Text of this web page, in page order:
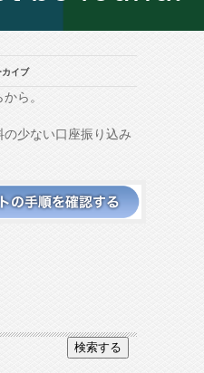
イブ
ら。
少ない口座振り込み
検索する